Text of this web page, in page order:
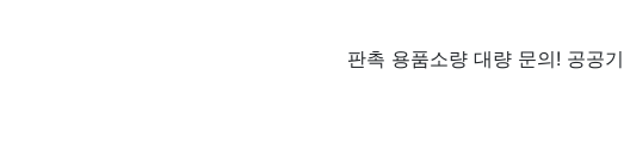
판촉 용품소량 대량 문의! 공공